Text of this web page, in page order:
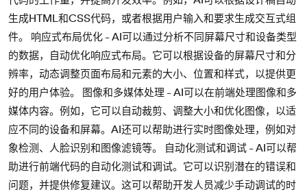
生成HTML和CSS代码，或者根据用户输入和要求生成交互式组
件。 响应式布局优化 - AI可以通过分析不同屏幕尺寸和设备类型
的数据，自动优化响应式布局。它可以根据设备的屏幕尺寸和分
辨率，动态调整页面布局和元素的大小、位置和样式，以提供更
好的用户体验。 图像和多媒体处理 - AI可以在前端处理图像和多
媒体内容。例如，它可以自动裁剪、调整大小和优化图像，以适
应不同的设备和屏幕。AI还可以帮助进行实时图像处理，例如对
象检测、人脸识别和图像滤镜等。 自动化测试和调试 - AI可以帮
助进行前端代码的自动化测试和调试。它可以识别潜在的错误和
问题，并提供修复建议。这可以帮助开发人员减少手动调试的时